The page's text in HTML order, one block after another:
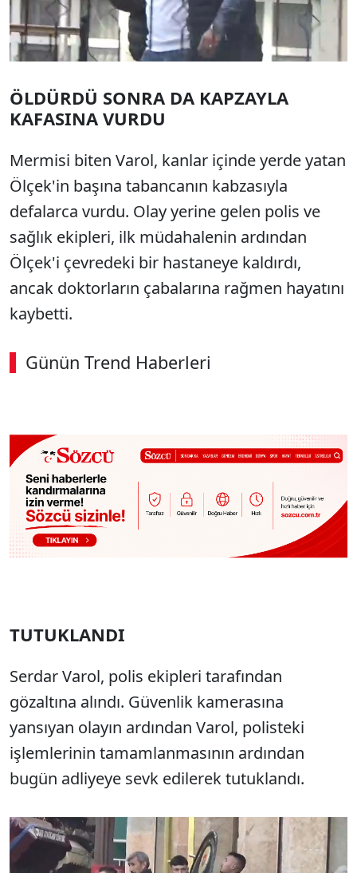
ÖLDÜRDÜ SONRA DA KAPZAYLA
KAFASINA VURDU
Mermisi biten Varol, kanlar içinde yerde yatan
Ölçek'in başına tabancanın kabzasıyla
defalarca vurdu. Olay yerine gelen polis ve
sağlık ekipleri, ilk müdahalenin ardından
Ölçek'i çevredeki bir hastaneye kaldırdı,
ancak doktorların çabalarına rağmen hayatını
kaybetti.
Günün Trend Haberleri
TUTUKLANDI
Serdar Varol, polis ekipleri tarafından
gözaltına alındı. Güvenlik kamerasına
yansıyan olayın ardından Varol, polisteki
işlemlerinin tamamlanmasının ardından
bugün adliyeye sevk edilerek tutuklandı.